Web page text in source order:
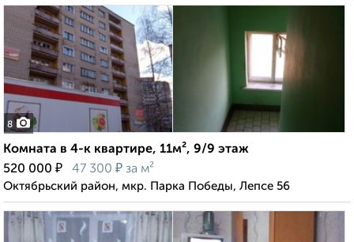
8
Комната в 4-к квартире, 11м², 9/9 этаж
520 000 ₽ 47 300 ₽ за м²
Октябрьский район, мкр. Парка Победы, Лепсе 56